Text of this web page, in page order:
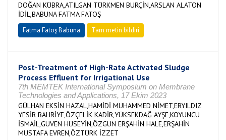
DOĞAN KÜBRA,ATILGAN TÜRKMEN BURÇİN,ARSLAN ALATON
İDİL,BABUNA FATMA FATOŞ
Fatma Fatoş Babuna Tam metin bildiri
Post-Treatment of High-Rate Activated Sludge
Process Effluent for Irrigational Use
7th MEMTEK International Symposium on Membrane
Technologies and Applications, 17 Ekim 2023
GÜLHAN EKSİN HAZAL,HAMİDİ MUHAMMED NİMET,ERYILDIZ
YESİR BAHRİYE,ÖZÇELİK KADİR,YÜKSEKDAĞ AYŞE,KOYUNCU
İSMAİL,GÜVEN HÜSEYİN,ÖZGÜN ERŞAHİN HALE,ERŞAHİN
MUSTAFA EVREN,ÖZTÜRK İZZET